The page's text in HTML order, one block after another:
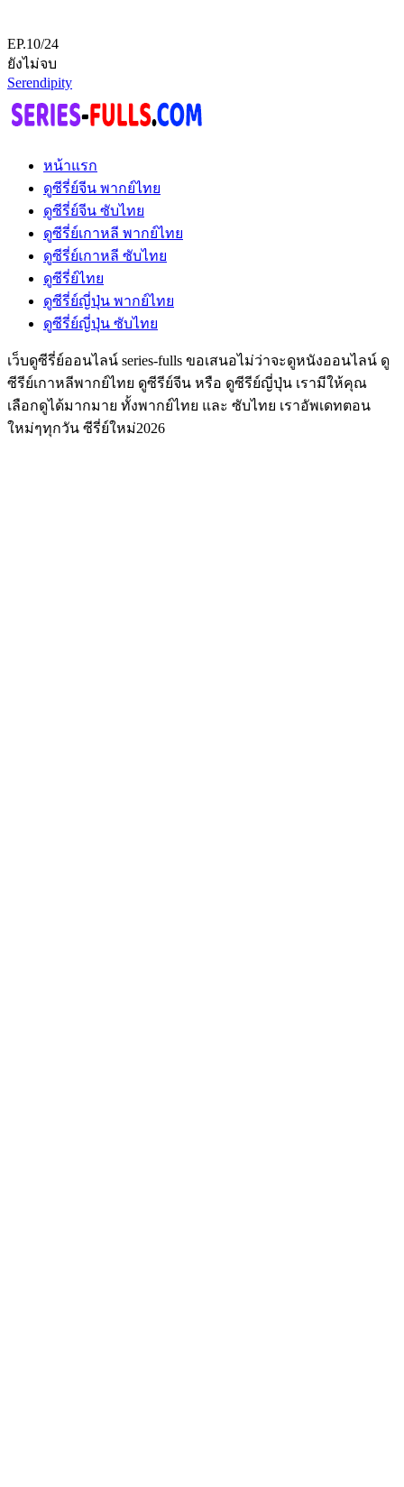
EP.10/24
ยังไม่จบ
Serendipity
หน้าแรก
ดูซีรี่ย์จีน พากย์ไทย
ดูซีรี่ย์จีน ซับไทย
ดูซีรี่ย์เกาหลี พากย์ไทย
ดูซีรี่ย์เกาหลี ซับไทย
ดูซีรี่ย์ไทย
ดูซีรี่ย์ญี่ปุ่น พากย์ไทย
ดูซีรี่ย์ญี่ปุ่น ซับไทย
เว็บดูซีรี่ย์ออนไลน์ series-fulls ขอเสนอไม่ว่าจะดูหนังออนไลน์ ดู
ซีรีย์เกาหลีพากย์ไทย ดูซีรีย์จีน หรือ ดูซีรีย์ญี่ปุ่น เรามีให้คุณ
เลือกดูได้มากมาย ทั้งพากย์ไทย และ ซับไทย เราอัพเดทตอน
ใหม่ๆทุกวัน ซีรี่ย์ใหม่2026